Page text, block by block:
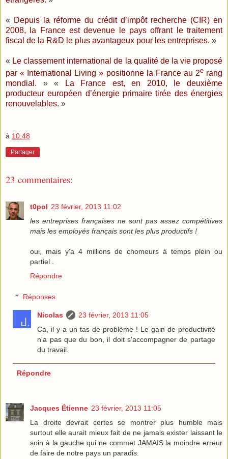
« Depuis la réforme du crédit d’impôt recherche (CIR) en
2008, la France est devenue le pays offrant le traitement
fiscal de la R&D le plus avantageux pour les entreprises. »
« Le classement international de la qualité de la vie proposé
par « International Living » positionne la France au 2erang
mondial. » «
La France est, en 2010, le deuxième
producteur européen d’énergie primaire tirée des énergies
renouvelables. »
à 10:48
Partager
23 commentaires:
t0pol 23 février, 2013 11:02
les entreprises françaises ne sont pas assez compétitives
mais les employés français sont les plus productifs !
oui, mais y'a 4 millions de chomeurs à temps plein ou
partiel .
Répondre
Réponses
Nicolas
23 février, 2013 11:05
Ca, il y a un tas de problème ! Le gain de productivité
n'a pas que du bon, il doit s'accompagner de partage
du travail.
Répondre
Jacques Étienne 23 février, 2013 11:05
La droite devrait certes se montrer plus humble mais
surtout elle aurait mieux fait de ne jamais exister laissant le
soin à la gauche qui ne commet JAMAIS la moindre erreur
de faire de notre pays un paradis.